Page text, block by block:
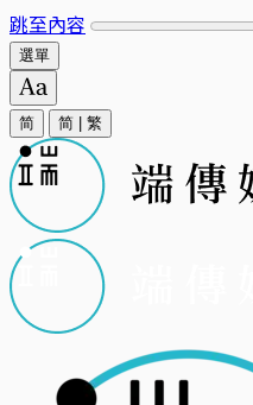
跳至內容
選單
简 简 繁